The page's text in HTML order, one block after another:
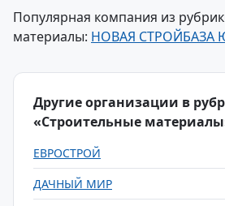
Популярная компания из
материалы: НОВАЯ СТРОЙБАЗА
Другие организации в
«Строительные
ЕВРОСТРОЙ
ДАЧНЫЙ МИР